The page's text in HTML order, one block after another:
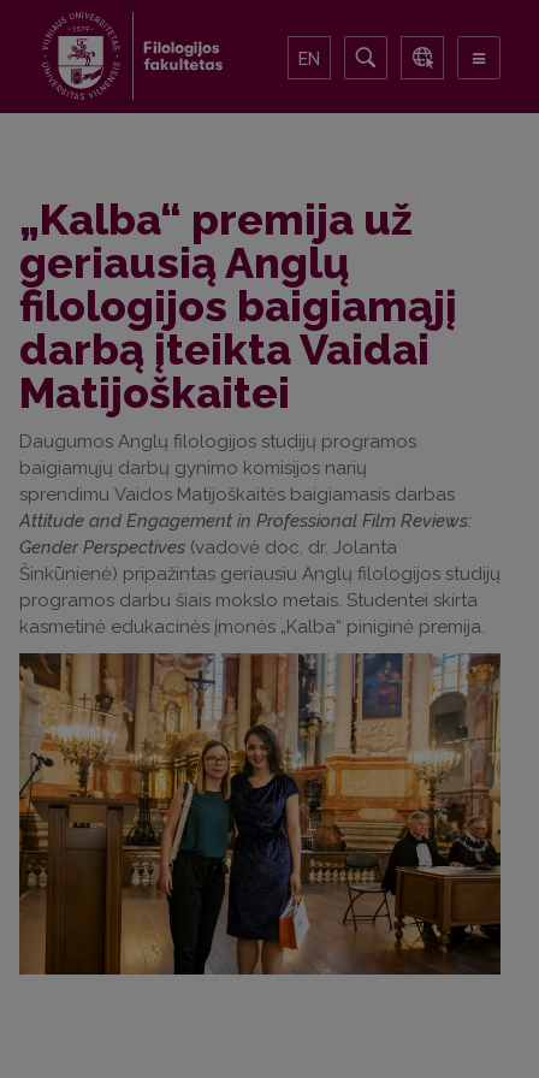
EN
„Kalba“ premija už
geriausią Anglų
filologijos baigiamąjį
darbą įteikta Vaidai
Matijoškaitei
Daugumos Anglų filologijos studijų programos
baigiamųjų darbų gynimo komisijos narių
sprendimu Vaidos Matijoškaitės baigiamasis darbas
Attitude and Engagement in Professional Film Reviews:
Gender Perspectives (vadovė doc. dr. Jolanta
Šinkūnienė) pripažintas geriausiu Anglų filologijos studijų
programos darbu šiais mokslo metais. Studentei skirta
kasmetinė edukacinės įmonės „Kalba“ piniginė premija.